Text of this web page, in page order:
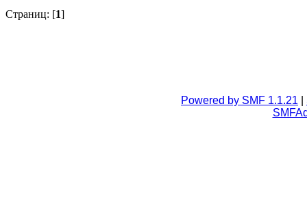
Страниц: [1]
Powered by SMF 1.1.21